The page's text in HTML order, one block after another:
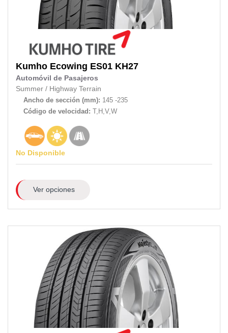
Kumho Ecowing ES01 KH27
Automóvil de Pasajeros
Summer / Highway Terrain
Ancho de sección (mm): 145 -235
Código de velocidad: T,H,V,W
No Disponible
Ver opciones